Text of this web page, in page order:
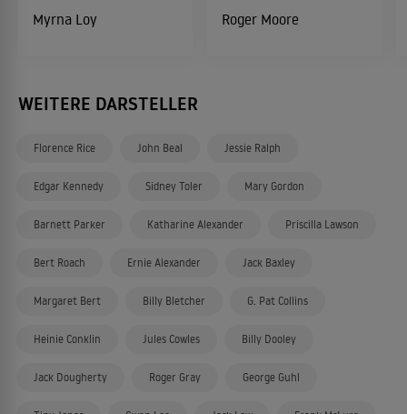
Myrna Loy Roger Moore
WEITERE DARSTELLER
Florence Rice John Beal Jessie Ralph
Edgar Kennedy Sidney Toler Mary Gordon
Barnett Parker Katharine Alexander Priscilla Lawson
Bert Roach Ernie Alexander Jack Baxley
Margaret Bert Billy Bletcher G. Pat Collins
Heinie Conklin Jules Cowles Billy Dooley
Jack Dougherty Roger Gray George Guhl